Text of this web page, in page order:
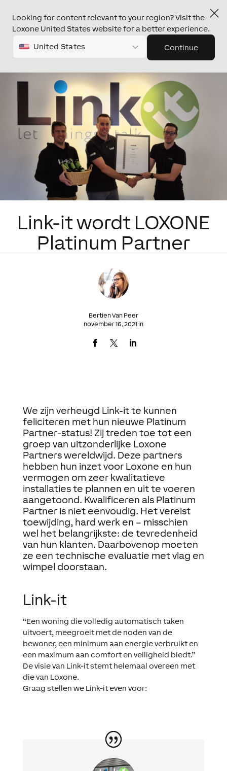
Looking for content relevant to your region? Visit the
Loxone United States website for a better experience.
United States Continue
Link-it wordt LOXONE
Platinum Partner
Bertien Van Peer
november 16, 2021 in
We zijn verheugd Link-itte kunnen
feliciteren met hun nieuwe Platinum
Partner-status! Zij treden toe tot een
groep van uitzonderlijke Loxone
Partners wereldwijd. Deze partners
hebben hun inzet voor Loxone en hun
vermogen om zeer kwalitatieve
installaties te plannen en uit te voeren
aangetoond. Kwalificeren als Platinum
Partner is niet eenvoudig. Het vereist
toewijding, hard werk en – misschien
wel het belangrijkste: de tevredenheid
van hun klanten. Daarbovenop moeten
ze een technische evaluatie met vlag en
wimpel doorstaan.
Link-it
“Een woning die volledig automatisch taken
uitvoert, meegroeit met de noden van de
bewoner, een minimum aan energie verbruikt en
een maximum aan comfort en veiligheid biedt.”
De visie van Link-it stemt helemaal overeen met
die van Loxone.
Graag stellen we Link-it even voor: